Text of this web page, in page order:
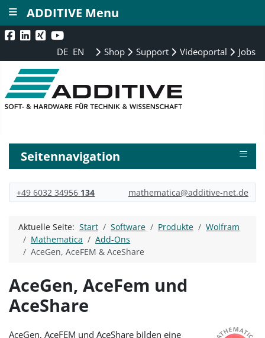
DE EN Shop Support Videoportal Jobs
Seitennavigation ≡
+49 6032 34956 134 mathematica@additive-net.de
Aktuelle Seite:Start Software Produkte
Wolfram
Mathematica
Add-Ons
AceGen, AceFEM & AceShare
AceGen, AceFem und
AceShare
AceGen, AceFEM und AceShare bilden eine
ADDITIVE Menu
≡